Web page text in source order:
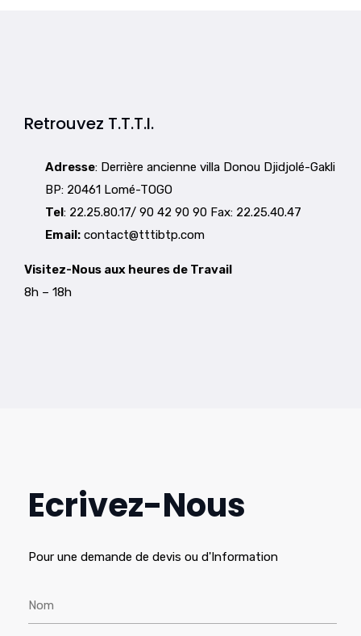
Retrouvez T.T.T.I.
Adresse: Derrière ancienne villa Donou Djidjolé-Gakli
BP: 20461 Lomé-TOGO
Tel: 22.25.80.17/ 90 42 90 90 Fax: 22.25.40.47
Email: contact@tttibtp.com
Visitez-Nous aux heures de Travail
8h – 18h
Ecrivez-Nous
Pour une demande de devis ou d'Information